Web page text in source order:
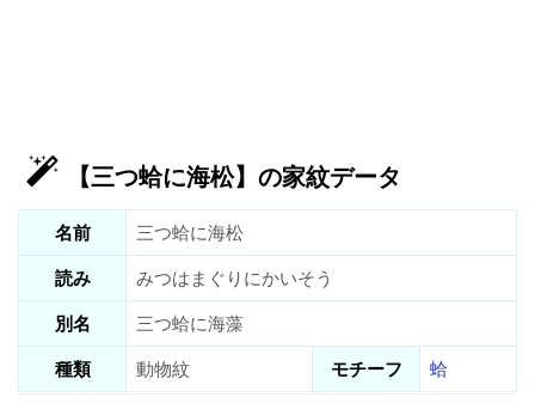
【三つ蛤に海松】の家紋データ
名前
三つ蛤に海松
読み
みつはまぐりにかいそう
別名
三つ蛤に海藻
種類
動物紋 モチーフ 蛤